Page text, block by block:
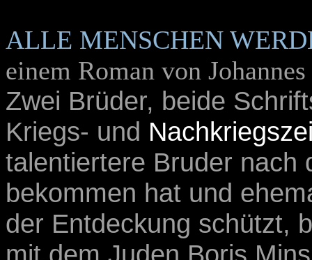
ALLE MENSCHEN
einem Roman von
Zwei Brüder, beide
Kriegs- und
talentiertere Bruder nach
bekommen hat und
der Entdeckung schützt,